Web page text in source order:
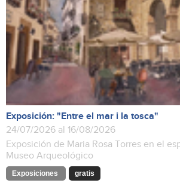
Exposición: "Entre el mar i la tosca"
24/07/2026 al 16/08/2026
Exposición de Maria Rosa Torres en el
Museo Arqueológico
Exposiciones gratis